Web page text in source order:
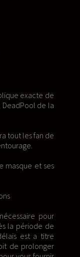
exacte de
de la
tout les fan de
masque et ses
pour
la période de
est a titre
de prolonger